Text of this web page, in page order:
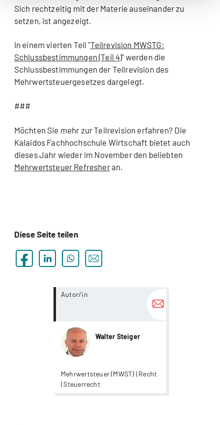
Sich rechtzeitig mit der Materie auseinander zu
setzen, ist angezeigt.
In einem vierten Teil "Teilrevision MWSTG:
Schlussbestimmungen (Teil 4)" werden die
Schlussbestimmungen der Teilrevision des
Mehrwertsteuergesetzes dargelegt.
###
Möchten Sie mehr zur Teilrevision erfahren? Die
Kalaidos Fachhochschule Wirtschaft bietet auch
dieses Jahr wieder im November den beliebten
Mehrwertsteuer Refresheran.
Diese Seite teilen
Autor/in
Walter Steiger
Mehrwertsteuer (MWST) | Recht
| Steuerrecht
more...